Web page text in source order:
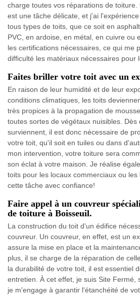
charge toutes vos réparations de
est une tâche délicate, et j'ai
tous types de toits, que ce soit en
PVC, en ardoise, en métal, en cuivre ou
les certifications nécessaires, ce qui me
difficulté les matériaux nécessaires pour
Faites briller votre toit avec un
En raison de leur humidité et de leur
conditions climatiques, les toits
très propices à la propagation de
toutes sortes de végétaux nuisibles. Dès
surviennent, il est donc nécessaire de
votre toit, qu'il soit en tuiles ou dans
mon intervention, votre toiture sera
son éclat à votre maison. Je réalise
toits pour les locaux commerciaux ou
cette tâche avec confiance!
Faire appel à un couvreur
de toiture à Boisseuil.
La construction du toit d'un édifice
couvreur. Un couvreur, en effet, est un
assure la mise en place et la
plus, il se charge de la réparation de
la durabilité de votre toit, il est essentiel
entretien. À cet effet, je suis Site Fermé,
je m'engage à garantir l'étanchéité de